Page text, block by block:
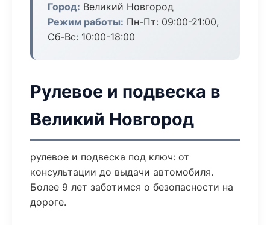
Город: Великий Новгород
Режим работы: Пн-Пт: 09:00-21:00,
Сб-Вс: 10:00-18:00
Рулевое и подвеска в
Великий Новгород
рулевое и подвеска под ключ: от
консультации до выдачи автомобиля.
Более 9 лет заботимся о безопасности на
дороге.